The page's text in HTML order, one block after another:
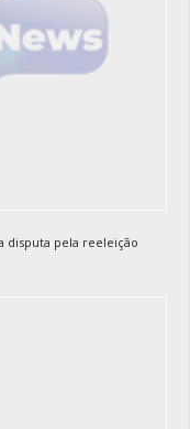
disputa pela reeleição